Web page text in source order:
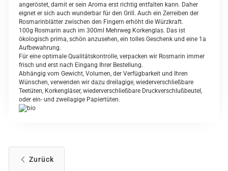
angeröstet, damit er sein Aroma erst richtig entfalten kann. Daher
eignet er sich auch wunderbar für den Grill. Auch ein Zerreiben der
Rosmarinblätter zwischen den Fingern erhöht die Würzkraft.
100g Rosmarin auch im 300ml Mehrweg Korkenglas. Das ist
ökologisch prima, schön anzusehen, ein tolles Geschenk und eine 1a
Aufbewahrung.
Für eine optimale Qualitätskontrolle, verpacken wir Rosmarin immer
frisch und erst nach Eingang Ihrer Bestellung.
Abhängig vom Gewicht, Volumen, der Verfügbarkeit und Ihren
Wünschen, verwenden wir dazu dreilagige, wiederverschließbare
Teetüten, Korkengläser, wiederverschließbare Druckverschlußbeutel,
oder ein- und zweilagige Papiertüten.
Zurück